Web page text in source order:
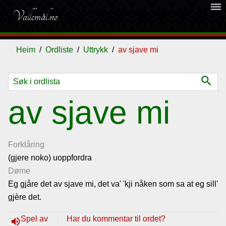
Vallemål.no
dehaze
Heim Ordliste Uttrykk av sjave mi
search
av sjave mi
Forklåring
(gjere noko) uoppfordra
Døme
Eg gjåre det av sjave mi, det va' 'kji nåken som sa at eg sill'
gjère det.
volume_upSpel av Har du kommentar til ordet?
Ordliste
Om
vallemålet
Gjestebok